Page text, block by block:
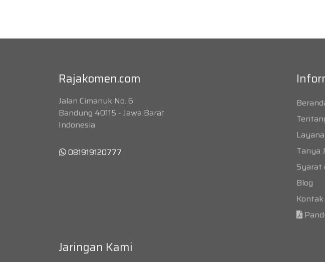
Rajakomen.com
Jalan Cimanuk No. 6
Bandung 40115 - Jawa Barat
Indonesia
081919120777
Tanya
Syarat
Blog
Jaringan Kami